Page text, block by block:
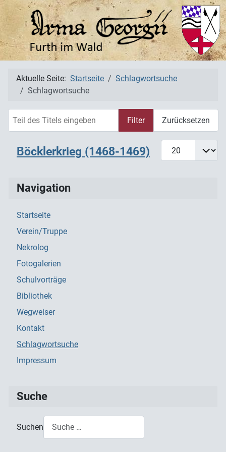
Aktuelle Seite: Startseite
Schlagwortsuche
Schlagwortsuche
Filter Zurücksetzen
Anzeige #
Böcklerkrieg (1468-1469)
Navigation
Startseite
Verein/Truppe
Nekrolog
Fotogalerien
Schulvorträge
Bibliothek
Wegweiser
Kontakt
Schlagwortsuche
Impressum
Suche
Suchen